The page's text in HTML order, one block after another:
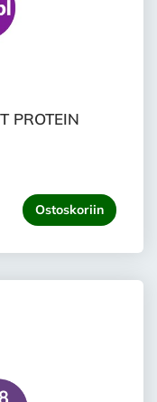
PROTEIN
Ostoskoriin